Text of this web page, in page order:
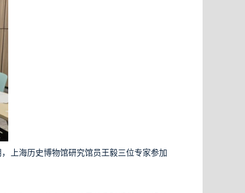
上海历史博物馆研究馆员王毅三位专家参加